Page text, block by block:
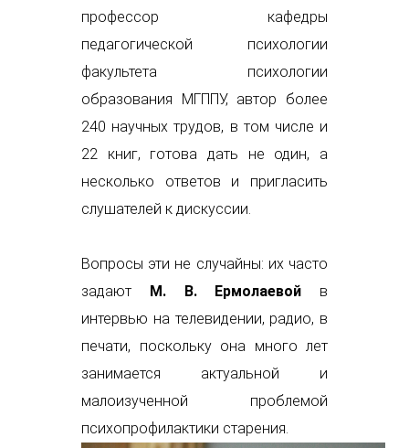
профессор кафедры
педагогической психологии
факультета психологии
образования МГППУ, автор более
240 научных трудов, в том числе и
22 книг, готова дать не один, а
несколько ответов и пригласить
слушателей к дискуссии.
Вопросы эти не случайны: их часто
задают
М. В. Ермолаевой в
интервью на телевидении, радио, в
печати, поскольку она много лет
занимается актуальной и
малоизученной проблемой
психопрофилактики старения.